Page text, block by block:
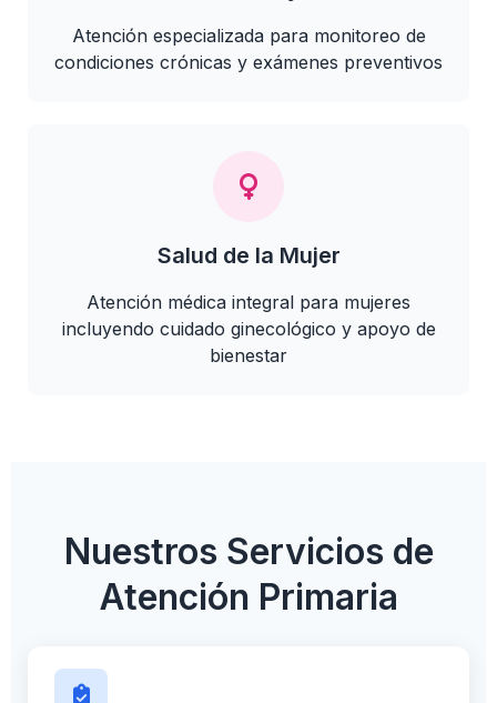
Atención especializada para monitoreo de
condiciones crónicas y exámenes preventivos
Salud de la Mujer
Atención médica integral para mujeres
incluyendo cuidado ginecológico y apoyo de
bienestar
Nuestros Servicios de
Atención Primaria